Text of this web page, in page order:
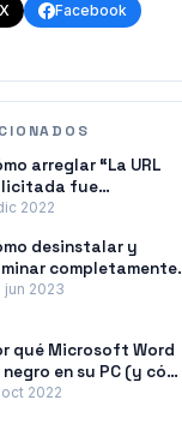
X
Facebook
arreglar “La URL
fue
Consulte con
navegador
2022
desinstalar y
completamente
de Windows 11
jun 2023
qué Microsoft Word
negro en su PC (y cómo
oct 2022